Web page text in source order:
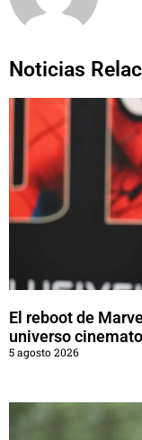
Noticias
El reboot de
universo
5 agosto 2026